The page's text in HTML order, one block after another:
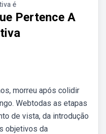
é
Pertence A
morreu após colidir
Webtodas as etapas
de vista, da introdução
objetivos da